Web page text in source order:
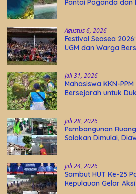
Pantai Poganda dan
Agustus 6, 2026
Festival Seasea
UGM dan Warga
Juli 31, 2026
Mahasiswa KKN-
Bersejarah untuk
Juli 28, 2026
Pembangunan
Salakan Dimulai,
Juli 24, 2026
Sambut HUT Ke-25
Kepulauan Gelar